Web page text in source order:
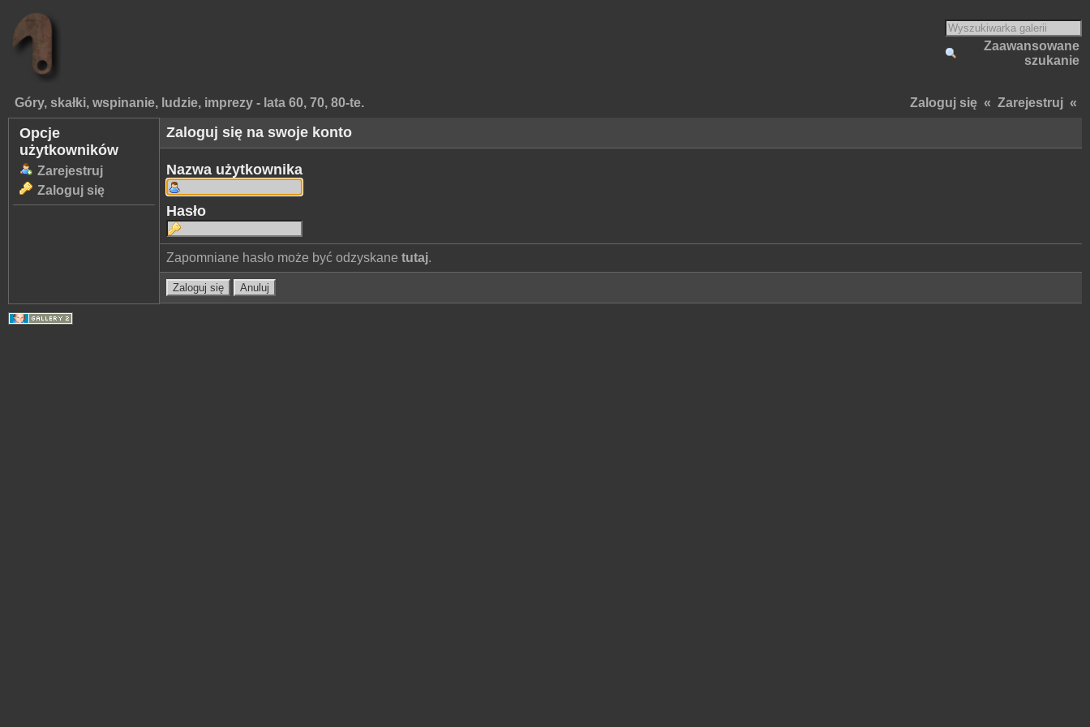
Zaawansowane
szukanie
Zaloguj się « Zarejestruj «
Góry, skałki, wspinanie, ludzie, imprezy - lata 60, 70, 80-te.
Opcje
użytkowników
Zarejestruj
Zaloguj się
Zaloguj się na swoje konto
Nazwa użytkownika
Hasło
Zapomniane hasło może być odzyskane tutaj.